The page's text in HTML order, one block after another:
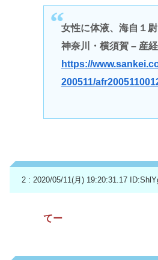
女性に体液、海自１
神奈川・横須賀 – 産
https://
200511/
2 : 2020/05/11(月) 19:20:31.17
てー